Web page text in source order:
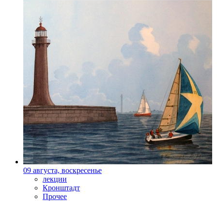
09 августа, воскресенье
лекции
Кронштадт
Прочее